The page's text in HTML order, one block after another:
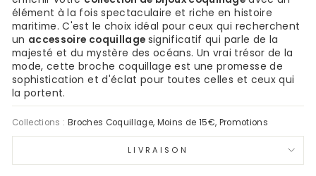
élément à la fois spectaculaire et riche en histoire
maritime. C'est le choix idéal pour ceux qui recherchent
un accessoire coquillage significatif qui parle de la
majesté et du mystère des océans. Un vrai trésor de la
mode, cette broche coquillage est une promesse de
sophistication et d'éclat pour toutes celles et ceux qui
la portent.
Collections : Broches Coquillage, Moins de 15€, Promotions
LIVRAISON